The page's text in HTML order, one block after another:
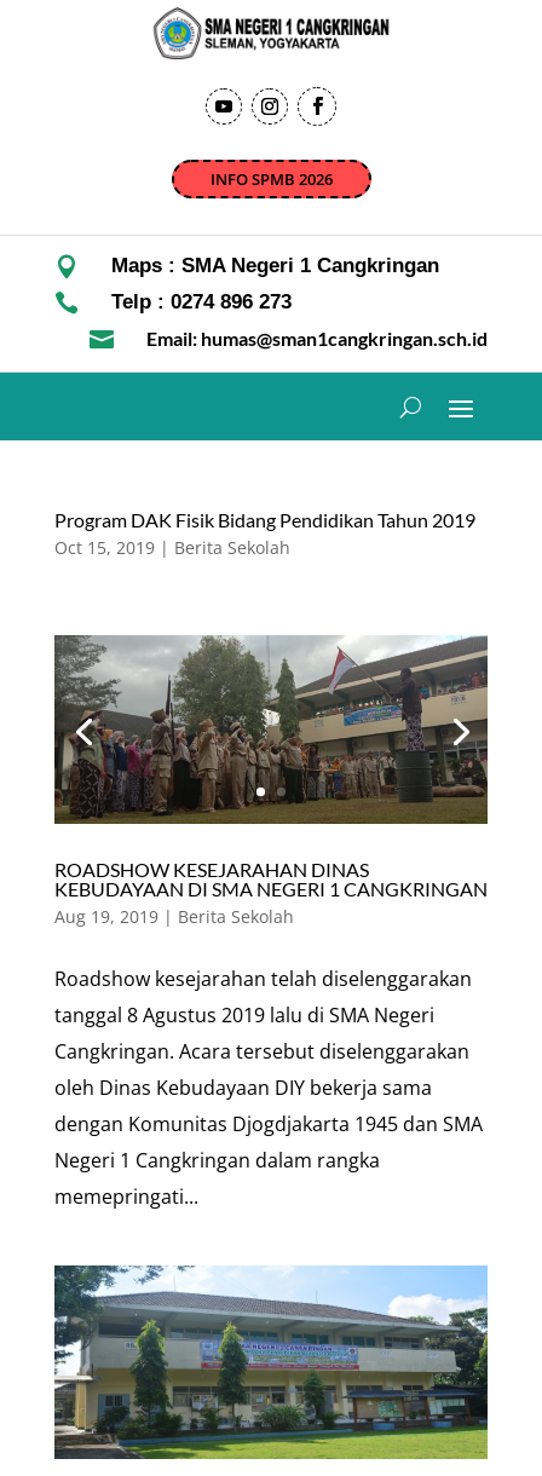
INFO SPMB 2026
 Maps : SMA Negeri 1 Cangkringan
 Telp : 0274 896 273
 Email: humas@sman1cangkringan.sch.id
Program DAK Fisik Bidang Pendidikan Tahun 2019
Oct 15, 2019| Berita Sekolah
ROADSHOW KESEJARAHAN DINAS
KEBUDAYAAN DI SMA NEGERI 1 CANGKRINGAN
Aug 19, 2019| Berita Sekolah
Roadshow kesejarahan telah diselenggarakan
tanggal 8 Agustus 2019 lalu di SMA Negeri
Cangkringan. Acara tersebut diselenggarakan
oleh Dinas Kebudayaan DIY bekerja sama
dengan Komunitas Djogdjakarta 1945 dan SMA
Negeri 1 Cangkringan dalam rangka
memepringati...